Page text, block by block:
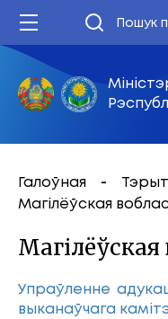
Галоўная
Магілёўская
Магілёўская
Упраўленне
выканаўчага